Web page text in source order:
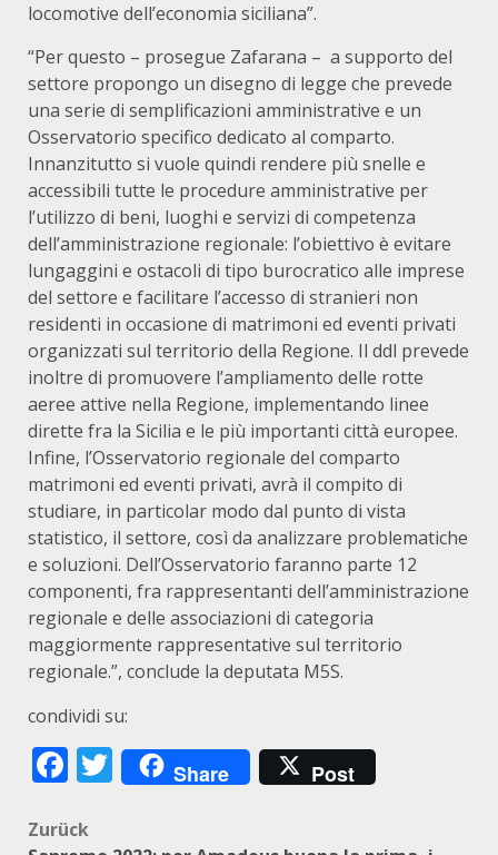
locomotive dell’economia siciliana”.
“Per questo – prosegue Zafarana – a supporto del
settore propongo un disegno di legge che prevede
una serie di semplificazioni amministrative e un
Osservatorio specifico dedicato al comparto.
Innanzitutto si vuole quindi rendere più snelle e
accessibili tutte le procedure amministrative per
l’utilizzo di beni, luoghi e servizi di competenza
dell’amministrazione regionale: l’obiettivo è evitare
lungaggini e ostacoli di tipo burocratico alle imprese
del settore e facilitare l’accesso di stranieri non
residenti in occasione di matrimoni ed eventi privati
organizzati sul territorio della Regione. Il ddl prevede
inoltre di promuovere l’ampliamento delle rotte
aeree attive nella Regione, implementando linee
dirette fra la Sicilia e le più importanti città europee.
Infine, l’Osservatorio regionale del comparto
matrimoni ed eventi privati, avrà il compito di
studiare, in particolar modo dal punto di vista
statistico, il settore, così da analizzare problematiche
e soluzioni. Dell’Osservatorio faranno parte 12
componenti, fra rappresentanti dell’amministrazione
regionale e delle associazioni di categoria
maggiormente rappresentative sul territorio
regionale.”, conclude la deputata M5S.
condividi su:
Facebook
Twitter
Share Post
Beitragsnavigation
Zurück